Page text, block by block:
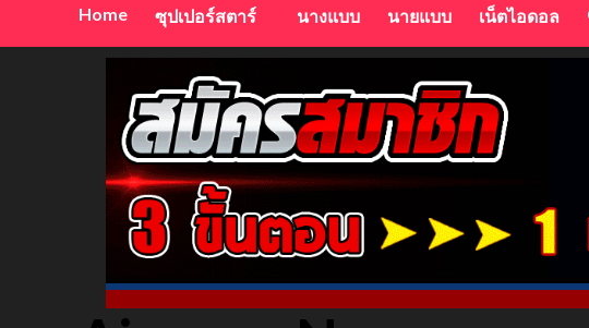
Home ซุปเปอร์สตาร์ นางแบบ นายแบบ เน็ตไอดอล